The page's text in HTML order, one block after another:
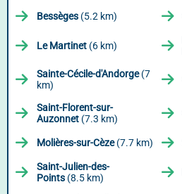
Bessèges (5.2 km)
Le Martinet (6 km)
Sainte-Cécile-d'Andorge(7
km)
Saint-Florent-sur-
Auzonnet (7.3 km)
Molières-sur-Cèze(7.7 km)
Saint-Julien-des-
Points (8.5 km)